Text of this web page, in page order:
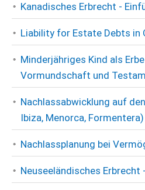
Kanadisches Erbrecht -
Liability for Estate Debts in
Minderjähriges Kind als
Vormundschaft und
Nachlassabwicklung auf
Ibiza, Menorca, Formentera)
Nachlassplanung bei
Neuseeländisches Erbrecht